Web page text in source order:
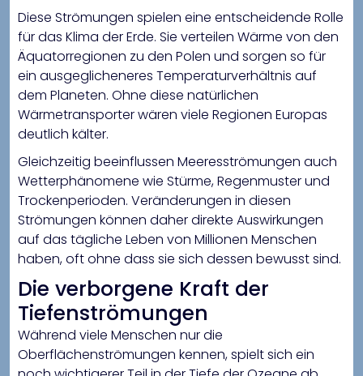
Diese Strömungen spielen eine entscheidende Rolle
für das Klima der Erde. Sie verteilen Wärme von den
Äquatorregionen zu den Polen und sorgen so für
ein ausgeglicheneres Temperaturverhältnis auf
dem Planeten. Ohne diese natürlichen
Wärmetransporter wären viele Regionen Europas
deutlich kälter.
Gleichzeitig beeinflussen Meeresströmungen auch
Wetterphänomene wie Stürme, Regenmuster und
Trockenperioden. Veränderungen in diesen
Strömungen können daher direkte Auswirkungen
auf das tägliche Leben von Millionen Menschen
haben, oft ohne dass sie sich dessen bewusst sind.
Die verborgene Kraft der
Tiefenströmungen
Während viele Menschen nur die
Oberflächenströmungen kennen, spielt sich ein